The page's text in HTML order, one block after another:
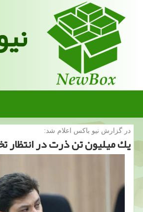
در گزارش نیو باكس اعلام شد:
یك میلیون تن ذرت در انتظار